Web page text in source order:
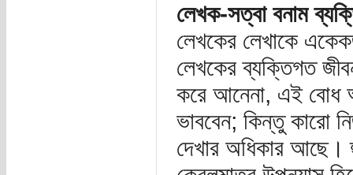
লেখক-সত্বা বনাম
লেখকের লেখাকে
লেখকের ব্যক্তিগত
করে আনেনা, এই বোধ
ভাববেন; কিন্তু কারো
দেখার অধিকার আছে।